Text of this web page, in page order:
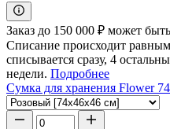
Заказ до 150 000 ₽ может
Списание происходит
списывается сразу, 4
недели. Подробнее
Сумка для хранения Flower